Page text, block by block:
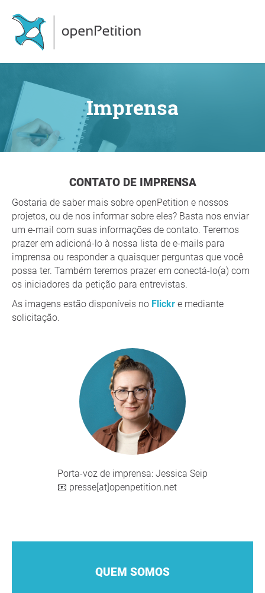
Imprensa
CONTATO DE IMPRENSA
Gostaria de saber mais sobre openPetition e nossos
projetos, ou de nos informar sobre eles? Basta nos enviar
um e-mail com suas informações de contato. Teremos
prazer em adicioná-lo à nossa lista de e-mails para
imprensa ou responder a quaisquer perguntas que você
possa ter. Também teremos prazer em conectá-lo(a) com
os iniciadores da petição para entrevistas.
As imagens estão disponíveis no Flickr e mediante
solicitação.
Porta-voz de imprensa: Jessica Seip
📧 presse[at]openpetition.net
QUEM SOMOS